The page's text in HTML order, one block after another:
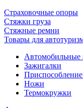
Страховочные опоры
Стяжки груза
Стяжные ремни
Товары для
Автомобильные
Зажигалки
Ножи
Термокружки